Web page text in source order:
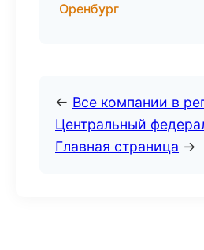
Оренбург
← Все компании в
Центральный
Главная страница →